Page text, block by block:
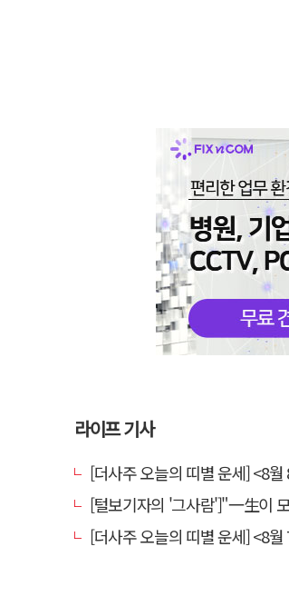
라이프 기사
[더사주 오늘의 띠별 운세] <8
[털보기자의 '그사람']"一生이 모험
[더사주 오늘의 띠별 운세] <8